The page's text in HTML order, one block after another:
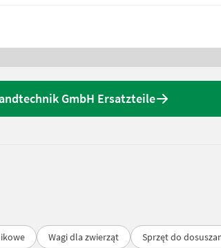
GmbH Ersatzteile
Wagi dla zwierząt Sprzęt do